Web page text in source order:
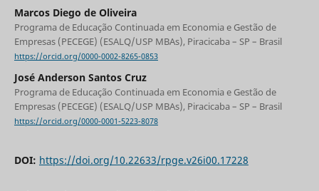
Marcos Diego de Oliveira
Programa de Educação Continuada em Economia e Gestão de
Empresas (PECEGE) (ESALQ/USP MBAs), Piracicaba – SP – Brasil
https://orcid.org/0000-0002-8265-0853
José Anderson Santos Cruz
Programa de Educação Continuada em Economia e Gestão de
Empresas (PECEGE) (ESALQ/USP MBAs), Piracicaba – SP – Brasil
https://orcid.org/0000-0001-5223-8078
DOI: https://doi.org/10.22633/rpge.v26i00.17228